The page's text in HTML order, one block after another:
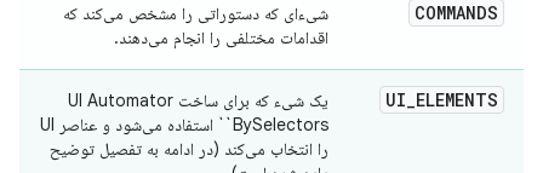
COMMANDS
شیء‌ای که دستوراتی را مشخص می‌کند که
اقدامات مختلفی را انجام می‌دهند.
UI_ELEMENTS
یک شیء که برای ساخت UI Automator
`BySelectors` استفاده می‌شود و عناصر UI
را انتخاب می‌کند (در ادامه به تفصیل توضیح